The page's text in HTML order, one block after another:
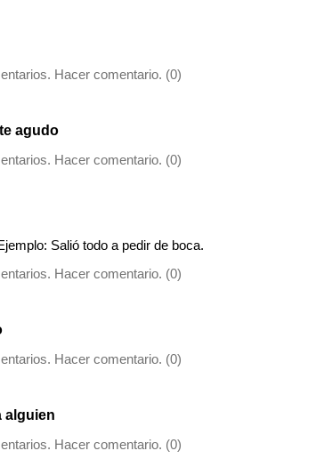
Hacer comentario. (0)
agudo
Hacer comentario. (0)
Salió todo a pedir de boca.
Hacer comentario. (0)
Hacer comentario. (0)
alguien
Hacer comentario. (0)